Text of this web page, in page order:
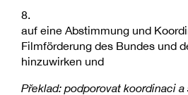
8.
auf eine Abstimmung und
Filmförderung des Bundes und
hinzuwirken und
Překlad: podporovat koordinaci